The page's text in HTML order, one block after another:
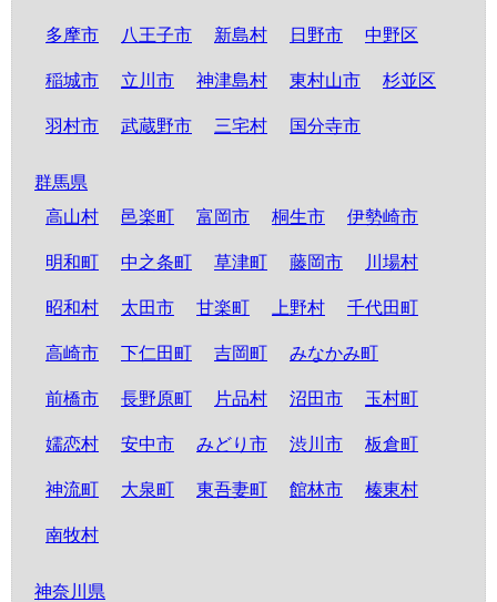
多摩市 八王子市 新島村 日野市 中野区
稲城市 立川市 神津島村 東村山市 杉並区
羽村市 武蔵野市 三宅村 国分寺市
群馬県
高山村
邑楽町 富岡市 桐生市 伊勢崎市
明和町 中之条町 草津町 藤岡市 川場村
昭和村 太田市 甘楽町 上野村 千代田町
高崎市 下仁田町 吉岡町 みなかみ町
前橋市 長野原町 片品村 沼田市 玉村町
嬬恋村 安中市 みどり市 渋川市 板倉町
神流町 大泉町 東吾妻町 館林市 榛東村
南牧村
神奈川県